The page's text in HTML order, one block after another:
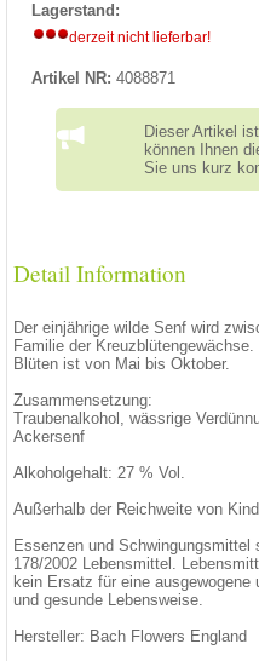
Lagerstand:
derzeit nicht lieferbar!
Artikel NR: 4088871
Dieser Artikel
können Ihnen
Sie uns kurz
Detail Information
Der einjährige wilde Senf wird
Familie der
Blüten ist von Mai bis Oktober.
Zusammensetzung:
Traubenalkohol, wässrige
Ackersenf
Alkoholgehalt: 27 % Vol.
Außerhalb der Reichweite von
Essenzen und Schwingungsmittel
178/2002 Lebensmittel.
kein Ersatz für eine ausgewogene
und gesunde Lebensweise.
Hersteller: Bach Flowers England